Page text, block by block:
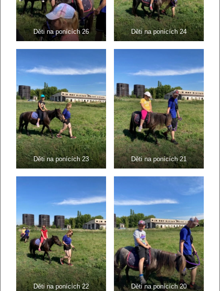
Děti na ponících 26 Děti na ponících 24
Děti na ponících 23 Děti na ponících 21
Děti na ponících 22 Děti na ponících 20